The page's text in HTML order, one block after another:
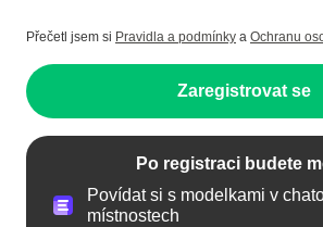
Přečetl jsem si Pravidla a podmínky a Ochranu
Zaregistrovat se
Po registraci budete
Povídat si s modelkami v
místnostech